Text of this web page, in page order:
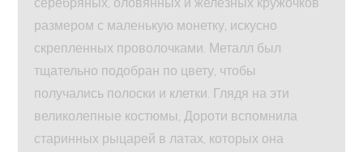
размером с маленькую монетку, искусно
скрепленных проволочками. Металл был
тщательно подобран по цвету, чтобы
получались полоски и клетки. Глядя на эти
великолепные костюмы, Дороти вспомнила
старинных рыцарей в латах, которых она